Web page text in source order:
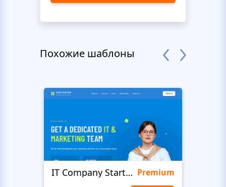
Похожие шаблоны
IT Company Startup Premium